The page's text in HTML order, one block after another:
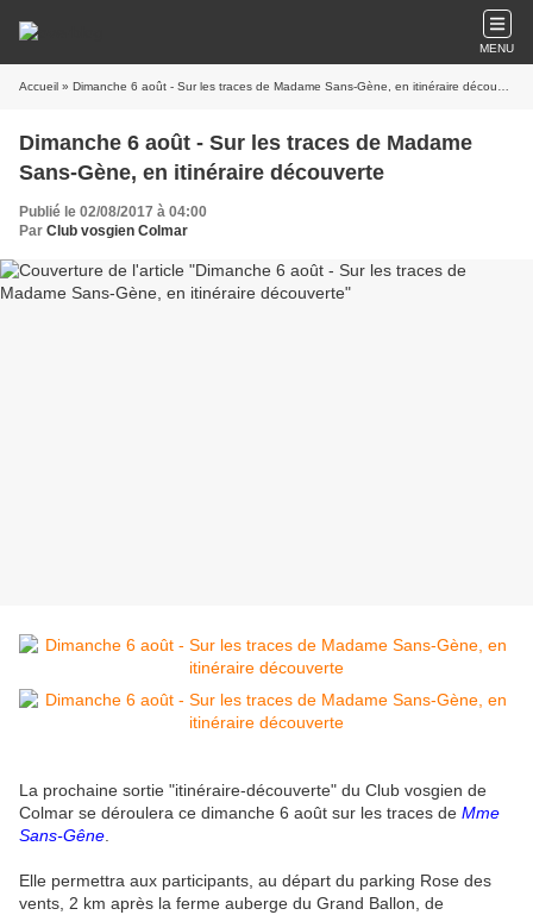
MENU
Accueil » Dimanche 6 août - Sur les traces de Madame Sans-Gène, en itinéraire découverte
Dimanche 6 août - Sur les traces de Madame
Sans-Gène, en itinéraire découverte
Publié le 02/08/2017 à 04:00
Par Club vosgien Colmar
La prochaine sortie "itinéraire-découverte" du Club vosgien de
Colmar se déroulera ce dimanche 6 août sur les traces de Mme
Sans-Gêne
Elle permettra aux participants, au départ du parking Rose des
vents, 2 km après la ferme auberge du Grand Ballon, de